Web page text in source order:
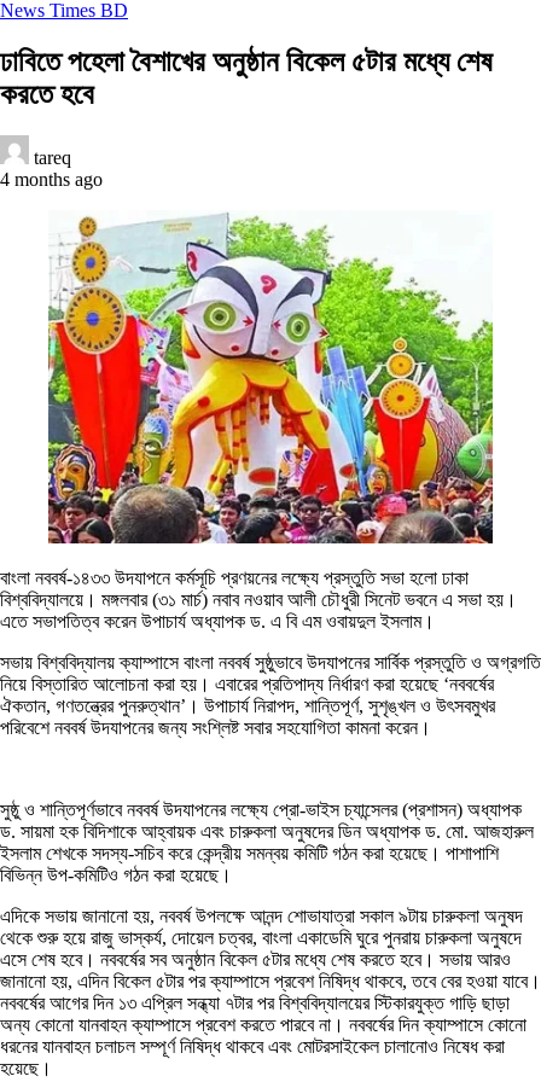
News Times BD
ঢাবিতে পহেলা বৈশাখের অনুষ্ঠান বিকেল ৫টার মধ্যে শেষ
করতে হবে
tareq
4 months ago
বাংলা নববর্ষ-১৪৩৩ উদযাপনে কর্মসূচি প্রণয়নের লক্ষ্যে প্রস্তুতি সভা হলো ঢাকা
বিশ্ববিদ্যালয়ে। মঙ্গলবার (৩১ মার্চ) নবাব নওয়াব আলী চৌধুরী সিনেট ভবনে এ সভা হয়।
এতে সভাপতিত্ব করেন উপাচার্য অধ্যাপক ড. এ বি এম ওবায়দুল ইসলাম।
সভায় বিশ্ববিদ্যালয় ক্যাম্পাসে বাংলা নববর্ষ সুষ্ঠুভাবে উদযাপনের সার্বিক প্রস্তুতি ও অগ্রগতি
নিয়ে বিস্তারিত আলোচনা করা হয়। এবারের প্রতিপাদ্য নির্ধারণ করা হয়েছে ‘নববর্ষের
ঐকতান, গণতন্ত্রের পুনরুত্থান’। উপাচার্য নিরাপদ, শান্তিপূর্ণ, সুশৃঙ্খল ও উৎসবমুখর
পরিবেশে নববর্ষ উদযাপনের জন্য সংশ্লিষ্ট সবার সহযোগিতা কামনা করেন।
সুষ্ঠু ও শান্তিপূর্ণভাবে নববর্ষ উদযাপনের লক্ষ্যে প্রো-ভাইস চ্যান্সেলর (প্রশাসন) অধ্যাপক
ড. সায়মা হক বিদিশাকে আহ্বায়ক এবং চারুকলা অনুষদের ডিন অধ্যাপক ড. মো. আজহারুল
ইসলাম শেখকে সদস্য-সচিব করে কেন্দ্রীয় সমন্বয় কমিটি গঠন করা হয়েছে। পাশাপাশি
বিভিন্ন উপ-কমিটিও গঠন করা হয়েছে।
এদিকে সভায় জানানো হয়, নববর্ষ উপলক্ষে আনন্দ শোভাযাত্রা সকাল ৯টায় চারুকলা অনুষদ
থেকে শুরু হয়ে রাজু ভাস্কর্য, দোয়েল চত্বর, বাংলা একাডেমি ঘুরে পুনরায় চারুকলা অনুষদে
এসে শেষ হবে। নববর্ষের সব অনুষ্ঠান বিকেল ৫টার মধ্যে শেষ করতে হবে। সভায় আরও
জানানো হয়, এদিন বিকেল ৫টার পর ক্যাম্পাসে প্রবেশ নিষিদ্ধ থাকবে, তবে বের হওয়া যাবে।
নববর্ষের আগের দিন ১৩ এপ্রিল সন্ধ্যা ৭টার পর বিশ্ববিদ্যালয়ের স্টিকারযুক্ত গাড়ি ছাড়া
অন্য কোনো যানবাহন ক্যাম্পাসে প্রবেশ করতে পারবে না। নববর্ষের দিন ক্যাম্পাসে কোনো
ধরনের যানবাহন চলাচল সম্পূর্ণ নিষিদ্ধ থাকবে এবং মোটরসাইকেল চালানোও নিষেধ করা
হয়েছে।